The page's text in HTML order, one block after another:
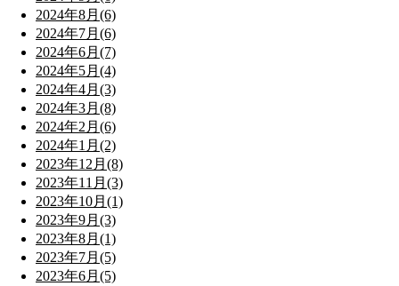
2024年8月(6)
2024年7月(6)
2024年6月(7)
2024年5月(4)
2024年4月(3)
2024年3月(8)
2024年2月(6)
2024年1月(2)
2023年12月(8)
2023年11月(3)
2023年10月(1)
2023年9月(3)
2023年8月(1)
2023年7月(5)
2023年6月(5)